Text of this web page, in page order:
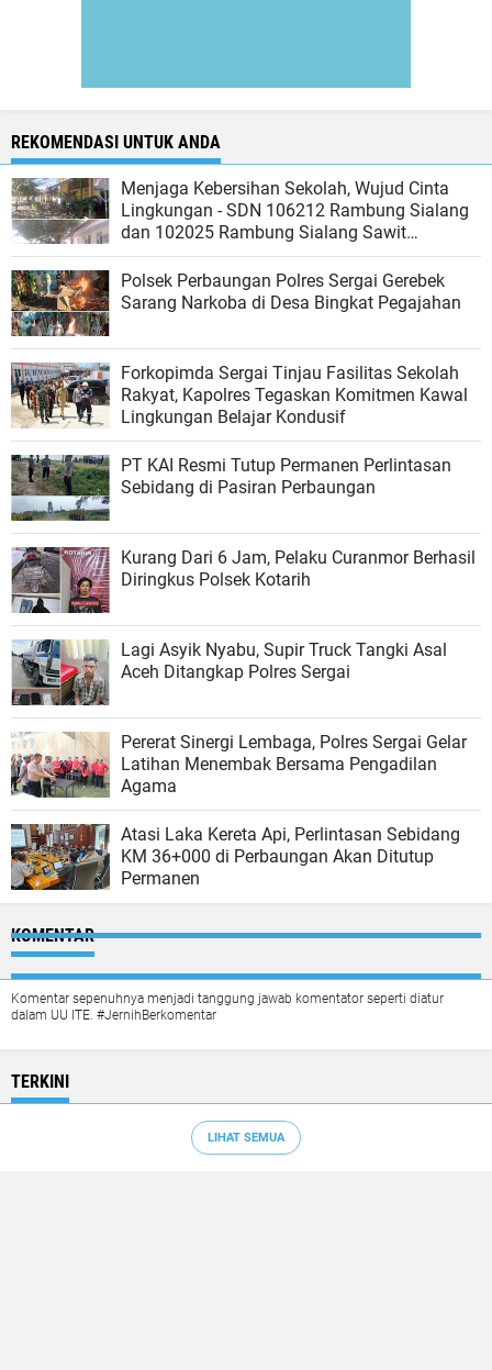
REKOMENDASI UNTUK ANDA
Menjaga Kebersihan Sekolah, Wujud Cinta
Lingkungan - SDN 106212 Rambung Sialang
dan 102025 Rambung Sialang Sawit
Kecamatan Sei Rampah
Polsek Perbaungan Polres Sergai Gerebek
Sarang Narkoba di Desa Bingkat Pegajahan
Forkopimda Sergai Tinjau Fasilitas Sekolah
Rakyat, Kapolres Tegaskan Komitmen Kawal
Lingkungan Belajar Kondusif
PT KAI Resmi Tutup Permanen Perlintasan
Sebidang di Pasiran Perbaungan
Kurang Dari 6 Jam, Pelaku Curanmor Berhasil
Diringkus Polsek Kotarih
Lagi Asyik Nyabu, Supir Truck Tangki Asal
Aceh Ditangkap Polres Sergai
Pererat Sinergi Lembaga, Polres Sergai Gelar
Latihan Menembak Bersama Pengadilan
Agama
Atasi Laka Kereta Api, Perlintasan Sebidang
KM 36+000 di Perbaungan Akan Ditutup
Permanen
KOMENTAR
Komentar sepenuhnya menjadi tanggung jawab komentator seperti diatur
dalam UU ITE. #JernihBerkomentar
TERKINI
LIHAT SEMUA